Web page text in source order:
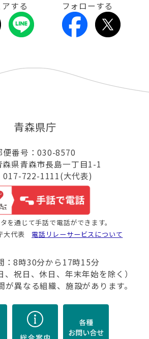
する フォローする
青森県庁
便番号：030-8570
森県青森市長島一丁目1-1
017-722-1111(大代表)
を通じて手話で電話ができます。
大代表 電話リレーサービスについて
：8時30分から17時15分
、祝日、休日、年末年始を除く）
異なる組織、施設があります。